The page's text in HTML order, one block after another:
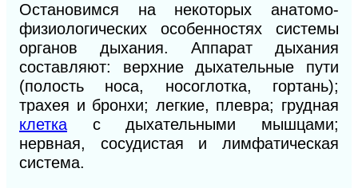
Остановимся на некоторых анатомо-
физиологических особенностях системы
органов дыхания. Аппарат дыхания
составляют: верхние дыхательные пути
(полость носа, носоглотка, гортань);
трахея и бронхи; легкие, плевра; грудная
клетка с дыхательными мышцами;
нервная, сосудистая и лимфатическая
система.